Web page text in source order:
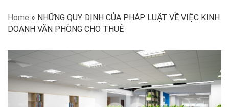
a
t
i
Home » NHỮNG QUY ĐỊNH CỦA PHÁP LUẬT VỀ VIỆC KINH
DOANH VĂN PHÒNG CHO THUÊ